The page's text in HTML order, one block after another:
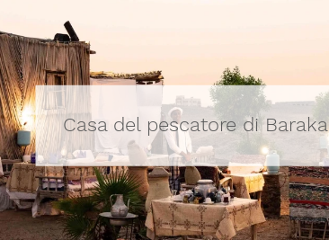
Casa del pescatore di Baraka